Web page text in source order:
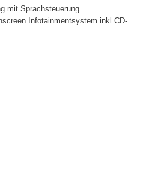
mit Sprachsteuerung
Infotainmentsystem inkl.CD-